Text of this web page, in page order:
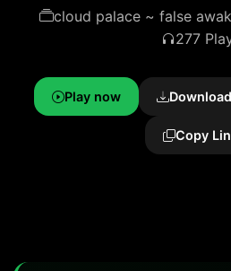
cloud palace ~ false
277
Play now
Copy